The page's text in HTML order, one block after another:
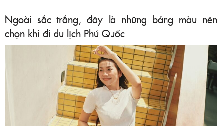
Ngoài sắc trắng, đây là những bảng màu nên
chọn khi đi du lịch Phú Quốc